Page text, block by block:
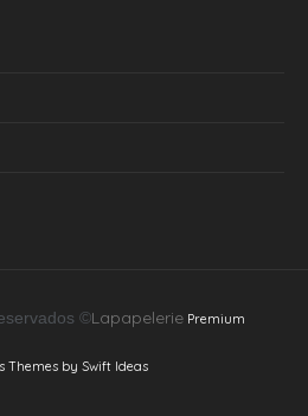
©Lapapelerie Premium
Themes by Swift Ideas